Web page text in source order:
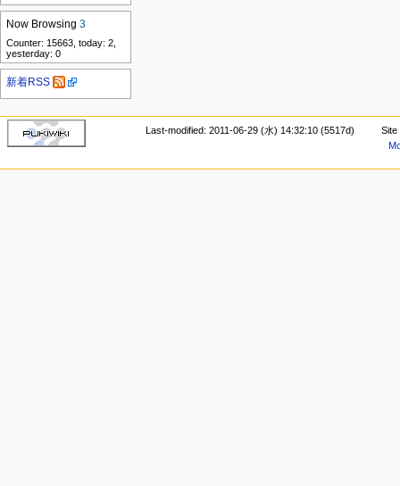
Now Browsing3
Counter: 15663, today: 2,
yesterday: 0
新着RSS
Last-modified: 2011-06-29 (水) 14:32:10 (5517d)